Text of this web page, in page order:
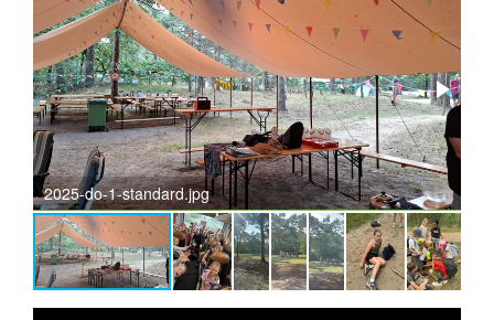
2025-do-1-standard.jpg